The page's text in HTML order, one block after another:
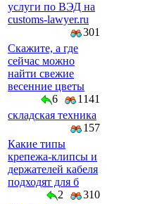
услуги по ВЭД на
customs-lawyer.ru
301
Скажите, а где
сейчас можно
найти свежие
весенние цветы
6
1141
складская техника
157
Какие типы
крепежа-клипсы и
держателей кабеля
подходят для б
2
310